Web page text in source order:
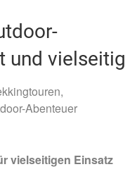
und vielseitig
Abenteuer
vielseitigen Einsatz